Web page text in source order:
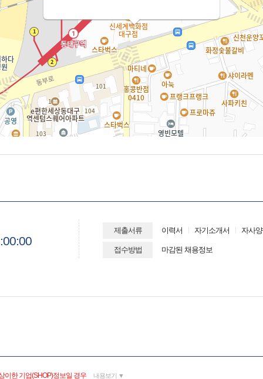
제출서류 이력서 자기소개서 자사
접수방법 마감된 채용정보
이한 기업(SHOP)정보일 경우 내용보기 ▼